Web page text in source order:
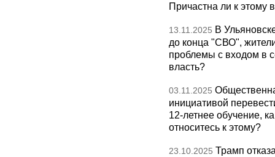
Причастна ли к этому
13.11.2025 В
до конца "СВО",
проблемы с входом в
власть?
03.11.2025
инициативой
12-летнее обучение,
относитесь к этому?
23.10.2025 Трамп